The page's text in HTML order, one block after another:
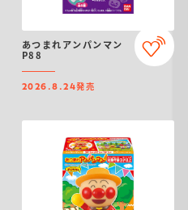
あつまれアンパンマン
P88
2026.8.24発売